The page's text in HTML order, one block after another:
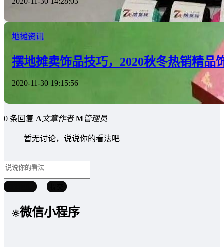
地摊资讯
摆地摊卖饰品技巧，2020秋冬热销精品
2020-11-30 19:15:56
0 条回复 A文章作者 M管理员
暂无讨论，说说你的看法吧
微信小程序